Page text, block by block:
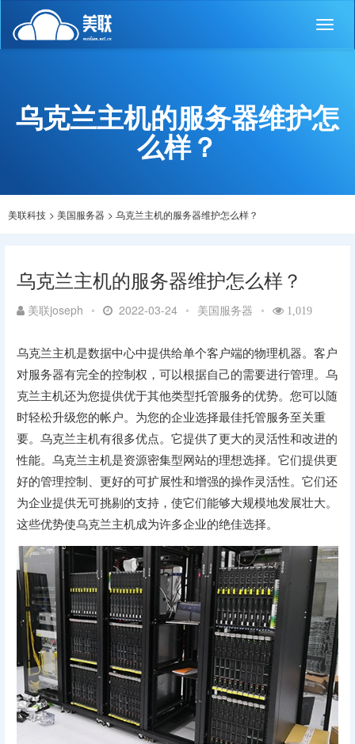
乌克兰主机的服务器维护怎
么样？
美联科技 > 美国服务器 > 乌克兰主机的服务器维护怎么样？
乌克兰主机的服务器维护怎么样？
美联joseph • 2022-03-24 • 美国服务器 • 1,019
乌克兰主机是数据中心中提供给单个客户端的物理机器。客户
对服务器有完全的控制权，可以根据自己的需要进行管理。乌
克兰主机还为您提供优于其他类型托管服务的优势。您可以随
时轻松升级您的帐户。为您的企业选择最佳托管服务至关重
要。乌克兰主机有很多优点。它提供了更大的灵活性和改进的
性能。乌克兰主机是资源密集型网站的理想选择。它们提供更
好的管理控制、更好的可扩展性和增强的操作灵活性。它们还
为企业提供无可挑剔的支持，使它们能够大规模地发展壮大。
这些优势使乌克兰主机成为许多企业的绝佳选择。